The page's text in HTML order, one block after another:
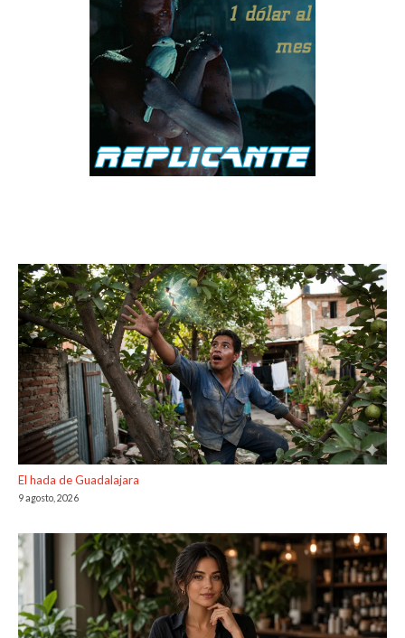
El hada de Guadalajara
9 agosto, 2026